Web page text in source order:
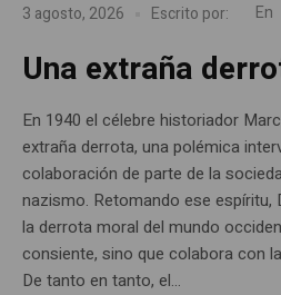
3 agosto, 2026 Escrito por: En
Una extraña
En 1940 el célebre historiador
extraña derrota, una polémica
colaboración de parte de la
nazismo. Retomando ese espíritu,
la derrota moral del mundo
consiente, sino que colabora con
De tanto en tanto, el...